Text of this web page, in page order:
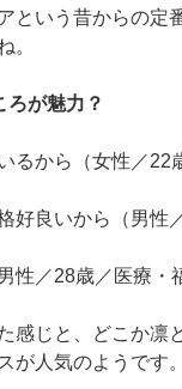
という昔からの定
。
ろが魅力？
るから（女性／22
好良いから（男性
性／28歳／医療・
感じと、どこか凛
が人気のようです